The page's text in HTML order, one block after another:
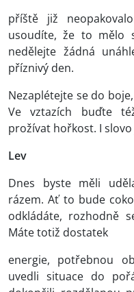
příště již
usoudíte, že to mělo
nedělejte žádná
příznivý den.
Nezaplétejte se do
Ve vztazích buďte
prožívat hořkost. I
Lev
Dnes byste měli
rázem. Ať to bude
odkládáte, rozhodně
Máte totiž dostatek
energie, potřebnou
uvedli situace do